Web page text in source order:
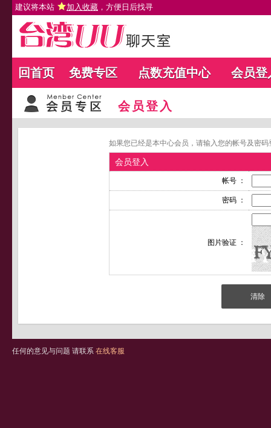
建议将本站 加入收藏 ，方便日后找寻
回首页 免费专区 点数充值中心 会员登
会员登入
如果您已经是本中心会员，请输入您的帐号及密
会员登入
帐号 ：
密码 ：
图片验证 ：
任何的意见与问题 请联系 在线客服